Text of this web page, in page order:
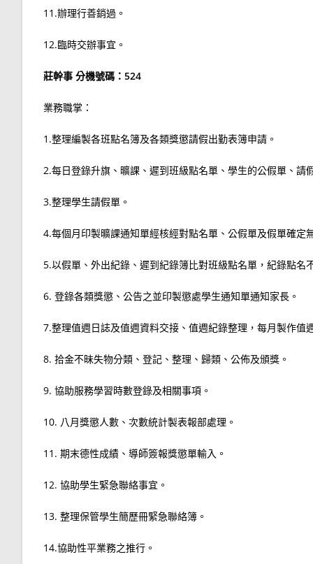
11.辦理行善銷過。
12.臨時交辦事宜。
莊幹事 分機號碼：524
業務職掌：
1.整理編製各班點名簿及各類獎懲請假出勤表簿申請。
2.每日登錄升旗、曠課、遲到班級點名單、學生的公假單、請
3.整理學生請假單。
4.每個月印製曠課通知單經核經對點名單、公假單及假單確定
5.以假單、外出紀錄、遲到紀錄簿比對班級點名單，紀錄點名
6. 登錄各類獎懲、公告之並印製懲處學生通知單通知家長。
7.整理值週日誌及值週資料交接、值週紀錄整理，每月製作值
8. 拾金不昧失物分類、登記、整理、歸類、公佈及頒獎。
9. 協助服務學習時數登錄及相關事項。
10. 八月獎懲人數、次數統計製表報部處理。
11. 期末德性成績、導師簽報獎懲單輸入。
12. 協助學生緊急聯絡事宜。
13. 整理保管學生簡歷冊緊急聯絡簿。
14.協助性平業務之推行。